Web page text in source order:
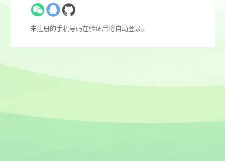
未注册的手机号码在验证后将自动登录。